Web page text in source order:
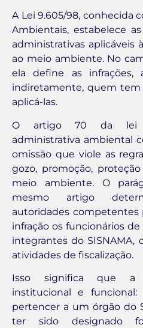
A Lei 9.605/98, conhecida
Ambientais, estabelece
administrativas aplicáveis
ao meio ambiente. No
ela define as infrações,
indiretamente, quem tem
aplicá-las.
O artigo 70 da lei
administrativa ambiental
omissão que viole as
gozo, promoção,
meio ambiente. O
mesmo artigo
autoridades competentes
infração os funcionários
integrantes do SISNAMA,
atividades de fiscalização.
Isso significa que a
institucional e
pertencer a um órgão do
ter sido designado